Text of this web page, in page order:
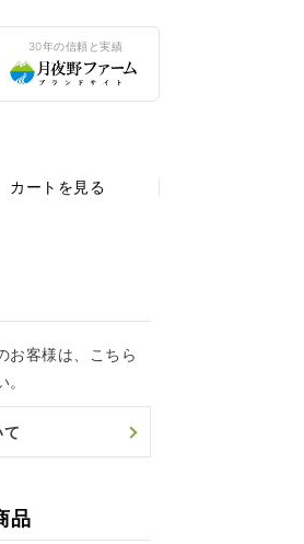
30年の信頼と実績
カートを見る
お客様は、こちら
品